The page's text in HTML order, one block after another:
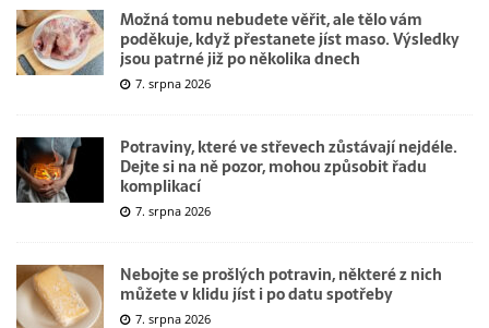
Možná tomu nebudete věřit, ale tělo vám
poděkuje, když přestanete jíst maso. Výsledky
jsou patrné již po několika dnech
7. srpna 2026
Potraviny, které ve střevech zůstávají nejdéle.
Dejte si na ně pozor, mohou způsobit řadu
komplikací
7. srpna 2026
Nebojte se prošlých potravin, některé z nich
můžete v klidu jíst i po datu spotřeby
7. srpna 2026